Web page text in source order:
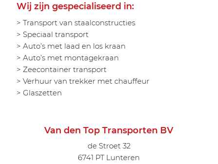
Wij zijn gespecialiseerd in:
> Transport van staalconstructies
> Speciaal transport
> Auto’s met laad en los kraan
> Auto’s met montagekraan
> Zeecontainer transport
> Verhuur van trekker met chauffeur
> Glaszetten
Van den Top Transporten BV
de Stroet 32
6741 PT Lunteren